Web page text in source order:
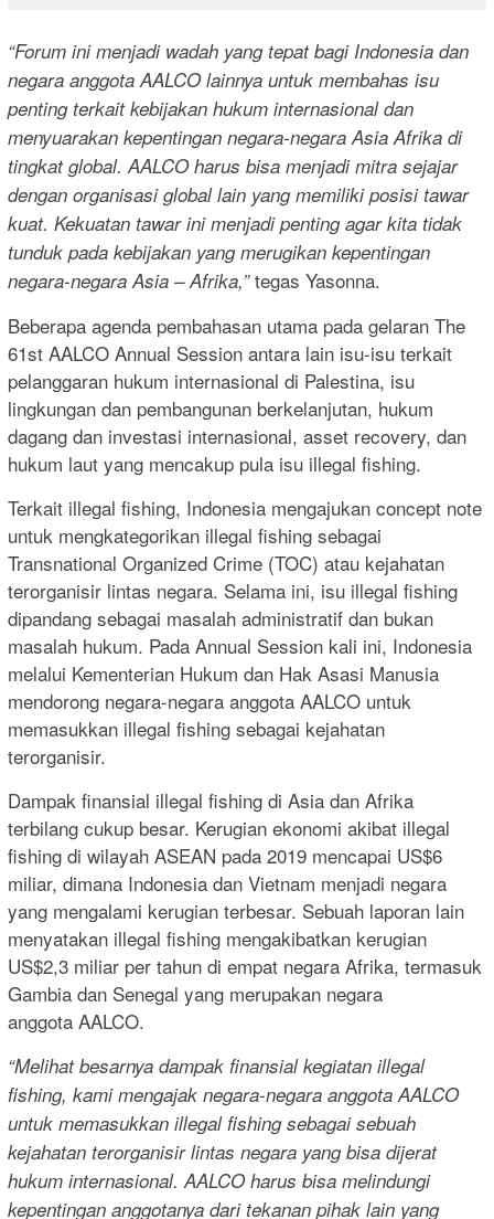
“Forum ini menjadi wadah yang tepat bagi Indonesia dan
negara anggota AALCO lainnya untuk membahas isu
penting terkait kebijakan hukum internasional dan
menyuarakan kepentingan negara-negara Asia Afrika di
tingkat global. AALCO harus bisa menjadi mitra sejajar
dengan organisasi global lain yang memiliki posisi tawar
kuat. Kekuatan tawar ini menjadi penting agar kita tidak
tunduk pada kebijakan yang merugikan kepentingan
negara-negara Asia – Afrika,”tegas Yasonna.
Beberapa agenda pembahasan utama pada gelaran The
61st AALCO Annual Session antara lain isu-isu terkait
pelanggaran hukum internasional di Palestina, isu
lingkungan dan pembangunan berkelanjutan, hukum
dagang dan investasi internasional, asset recovery, dan
hukum laut yang mencakup pula isu illegal fishing.
Terkait illegal fishing, Indonesia mengajukan concept note
untuk mengkategorikan illegal fishing sebagai
Transnational Organized Crime (TOC) atau kejahatan
terorganisir lintas negara. Selama ini, isu illegal fishing
dipandang sebagai masalah administratif dan bukan
masalah hukum. Pada Annual Session kali ini, Indonesia
melalui Kementerian Hukum dan Hak Asasi Manusia
mendorong negara-negara anggota AALCO untuk
memasukkan illegal fishing sebagai kejahatan
terorganisir.
Dampak finansial illegal fishing di Asia dan Afrika
terbilang cukup besar. Kerugian ekonomi akibat illegal
fishing di wilayah ASEAN pada 2019 mencapai US$6
miliar, dimana Indonesia dan Vietnam menjadi negara
yang mengalami kerugian terbesar. Sebuah laporan lain
menyatakan illegal fishing mengakibatkan kerugian
US$2,3 miliar per tahun di empat negara Afrika, termasuk
Gambia dan Senegal yang merupakan negara
anggota AALCO.
“Melihat besarnya dampak finansial kegiatan illegal
fishing, kami mengajak negara-negara anggota AALCO
untuk memasukkan illegal fishing sebagai sebuah
kejahatan terorganisir lintas negara yang bisa dijerat
hukum internasional. AALCO harus bisa melindungi
kepentingan anggotanya dari tekanan pihak lain yang